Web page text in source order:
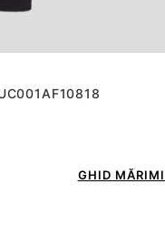
GHID MĂRIMI